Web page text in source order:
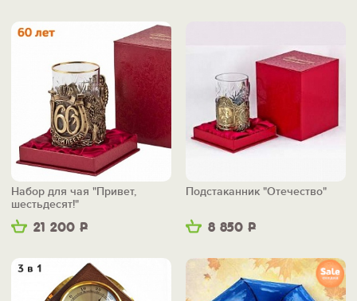
21 200 Р
Набор для чая "Привет,
шестьдесят!"
8 850 Р
Подстаканник "Отечество"